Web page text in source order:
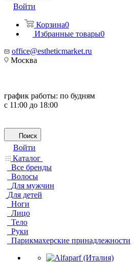
Войти
Корзина0
Избранные товары0
office@estheticmarket.ru
Москва
график работы: по будням
с 11:00 до 18:00
Поиск
Войти
Каталог
Все бренды
Волосы
Для мужчин
Для детей
Ноги
Лицо
Тело
Руки
Парикмахерские принадлежности